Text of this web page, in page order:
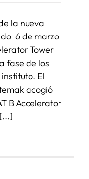
la nueva
6 de marzo
Tower
fase de los
El
acogió
B Accelerator